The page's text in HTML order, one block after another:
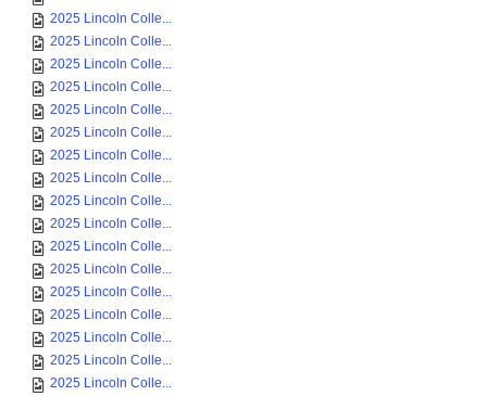
2025 Lincoln Colle...
2025 Lincoln Colle...
2025 Lincoln Colle...
2025 Lincoln Colle...
2025 Lincoln Colle...
2025 Lincoln Colle...
2025 Lincoln Colle...
2025 Lincoln Colle...
2025 Lincoln Colle...
2025 Lincoln Colle...
2025 Lincoln Colle...
2025 Lincoln Colle...
2025 Lincoln Colle...
2025 Lincoln Colle...
2025 Lincoln Colle...
2025 Lincoln Colle...
2025 Lincoln Colle...